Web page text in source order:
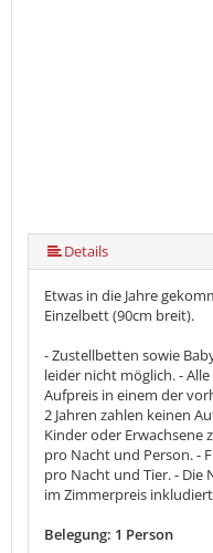
Details
Etwas in die Jahre
Einzelbett (90cm breit).
- Zustellbetten sowie
leider nicht möglich. -
Aufpreis in einem der
2 Jahren zahlen keinen
Kinder oder Erwachsene
pro Nacht und Person. -
pro Nacht und Tier. - Die
im Zimmerpreis
Belegung: 1 Person